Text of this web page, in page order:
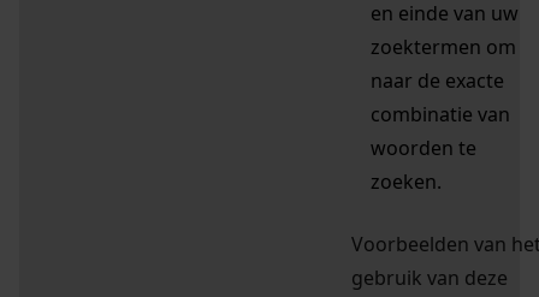
en einde van uw
zoektermen om
naar de exacte
combinatie van
woorden te
zoeken.
Voorbeelden van
gebruik van deze